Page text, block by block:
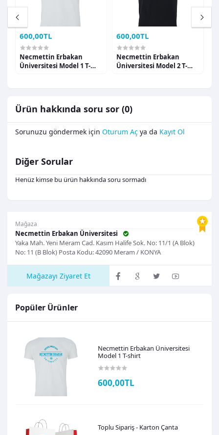
Mağaza
Necmettin Erbakan Üniversitesi
Yaka Mah. Yeni Meram Cad. Kasım Halife Sok. No: 11/1 (A Blok)
No: 11 (B Blok) Posta Kodu: 42090 Meram / KONYA
Mağazayı Ziyaret Et
Popüler Ürünler
Necmettin Erbakan Üniversitesi
Model 1 T-shirt
600,00TL
Toplu Sipariş - Karton Çanta
600,00TL
Necmettin Erbakan
Üniversitesi Model 1 T-
600,00TL
Necmettin Erbakan
Üniversitesi Model 2 T-
Ürün hakkında soru sor (0)
Sorunuzu göndermek için Oturum Aç ya da Kayıt Ol
Diğer Sorular
Henüz kimse bu ürün hakkında soru sormadı